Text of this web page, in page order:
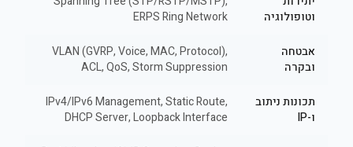
וטופולוגיה
ERPS Ring Network
אבטחה
ובקרה
VLAN (GVRP, Voice, MAC, Protocol),
ACL, QoS, Storm Suppression
תכונות ניתוב
ו-IP
IPv4/IPv6 Management, Static Route,
DHCP Server, Loopback Interface